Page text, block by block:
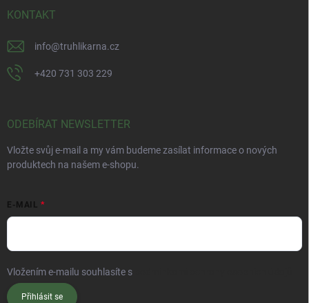
KONTAKT
info@truhlikarna.cz
+420 731 303 229
ODEBÍRAT NEWSLETTER
Vložte svůj e-mail a my vám budeme zasílat informace o nových
produktech na našem e-shopu.
E-MAIL
Vložením e-mailu souhlasíte s
Přihlásit se